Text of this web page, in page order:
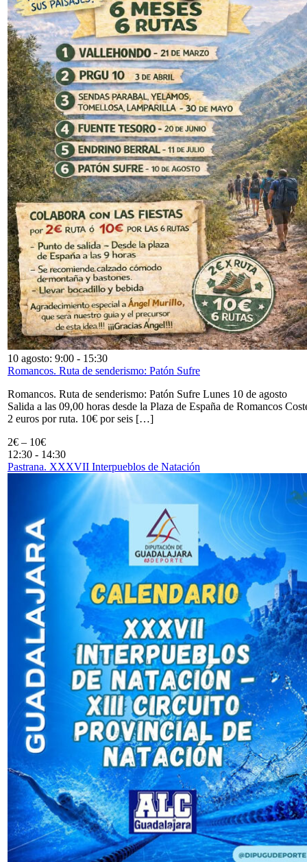
10 agosto: 9:00 - 15:30
Romancos. Ruta de senderismo: Patón Sufre
Romancos. Ruta de senderismo: Patón Sufre Lunes 10 de agosto
Salida a las 09,00 horas desde la Plaza de España de Romancos
2 euros por ruta. 10€ por seis […]
2€ – 10€
12:30 - 14:30
Pastrana. XXXVII Interpueblos de Natación